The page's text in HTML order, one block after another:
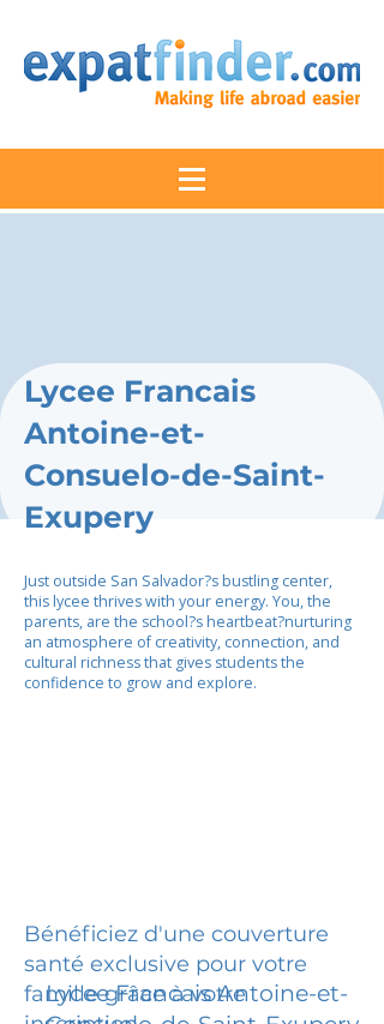
Lycee Francais
Antoine-et-
Consuelo-de-Saint-
Exupery
Just outside San Salvador?s bustling center,
this lycee thrives with your energy. You, the
parents, are the school?s heartbeat?nurturing
an atmosphere of creativity, connection, and
cultural richness that gives students the
confidence to grow and explore.
Bénéficiez d'une couverture
santé exclusive pour votre
famille grâce à votre
Lycee Francais Antoine-et-